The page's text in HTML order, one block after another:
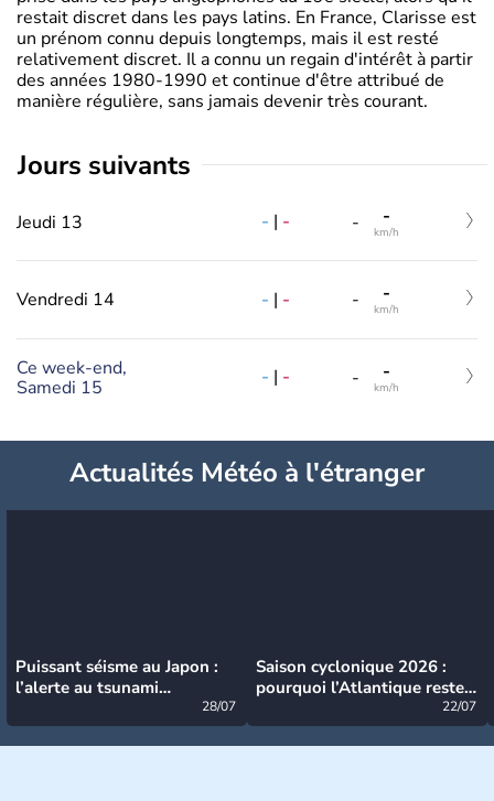
restait discret dans les pays latins. En France, Clarisse est
un prénom connu depuis longtemps, mais il est resté
relativement discret. Il a connu un regain d'intérêt à partir
des années 1980-1990 et continue d'être attribué de
manière régulière, sans jamais devenir très courant.
jours suivants
Jeudi 13 - | - - -
km/h
Vendredi 14 - | - - -
km/h
Ce week-end,
Samedi 15
- | - - -
km/h
Actualités Météo à l'étranger
Puissant séisme au Japon :
l’alerte au tsunami
28/07
Saison cyclonique 2026 :
pourquoi l’Atlantique reste
22/07